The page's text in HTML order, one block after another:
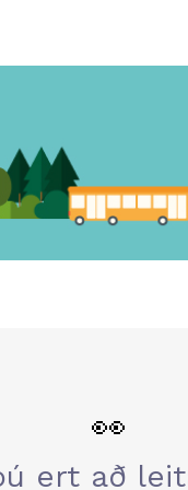
👀
ert að